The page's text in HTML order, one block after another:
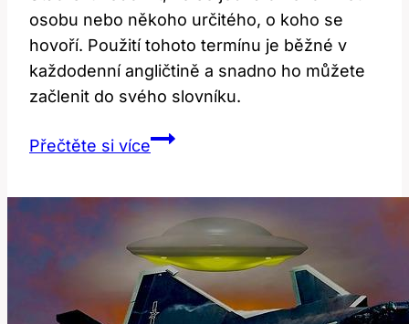
osobu nebo někoho určitého, o koho se
hovoří. Použití tohoto termínu je běžné v
každodenní angličtině a snadno ho můžete
začlenit do svého slovníku.
Přečtěte si víceSomeone:
Používat
Termín
v
Angličtině?